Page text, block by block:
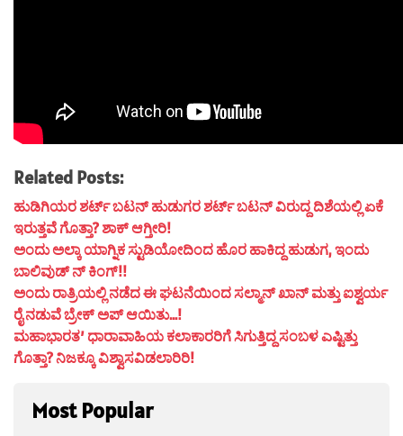
Related Posts:
ಹುಡಿಗಿಯರ ಶರ್ಟ್ ಬಟನ್ ಹುಡುಗರ ಶರ್ಟ್ ಬಟನ್ ವಿರುದ್ದ ದಿಶೆಯಲ್ಲಿ ಏಕೆ
ಇರುತ್ತವೆ ಗೊತ್ತಾ? ಶಾಕ್ ಆಗ್ತೀರಿ!
ಅಂದು ಅಲ್ಕಾ ಯಾಗ್ನಿಕ ಸ್ಟುಡಿಯೋದಿಂದ ಹೊರ ಹಾಕಿದ್ದ ಹುಡುಗ, ಇಂದು
ಬಾಲಿವುಡ್ ನ್ ಕಿಂಗ್!!
ಅಂದು ರಾತ್ರಿಯಲ್ಲಿ ನಡೆದ ಈ ಘಟನೆಯಿಂದ ಸಲ್ಮಾನ್ ಖಾನ್ ಮತ್ತು ಐಶ್ವರ್ಯ
ರೈ ನಡುವೆ ಬ್ರೇಕ್ ಅಪ್ ಆಯಿತು…!
ಮಹಾಭಾರತ’ ಧಾರಾವಾಹಿಯ ಕಲಾಕಾರರಿಗೆ ಸಿಗುತ್ತಿದ್ದ ಸಂಬಳ ಎಷ್ಟಿತ್ತು
ಗೊತ್ತಾ? ನಿಜಕ್ಕೂ ವಿಶ್ವಾಸವಿಡಲಾರಿರಿ!
Most Popular